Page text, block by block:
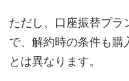
ただし、口座振替プラ
で、解約時の条件も購
とは異なります。